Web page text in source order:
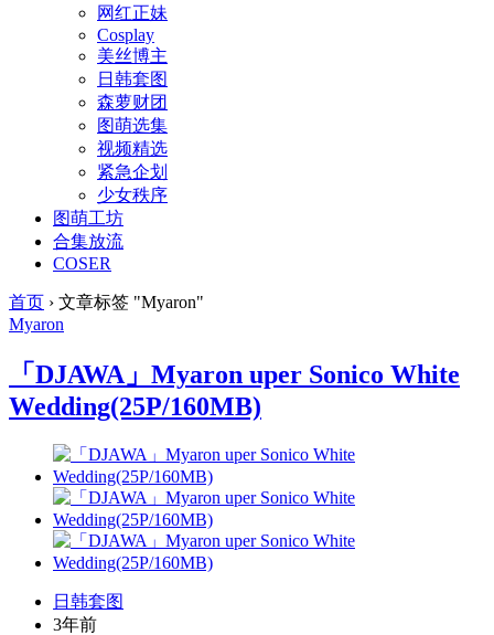
网红正妹
Cosplay
美丝博主
日韩套图
森萝财团
图萌选集
视频精选
紧急企划
少女秩序
图萌工坊
合集放流
COSER
首页 › 文章标签 "Myaron"
Myaron
「DJAWA」Myaron uper Sonico White
Wedding(25P/160MB)
日韩套图
3年前